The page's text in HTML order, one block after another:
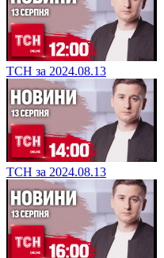
ТСН за 2024.08.13
ТСН за 2024.08.13